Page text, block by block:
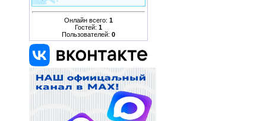
Онлайн всего: 1
Гостей: 1
Пользователей: 0